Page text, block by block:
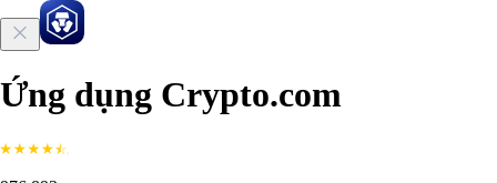
Ứng dụng Crypto.com